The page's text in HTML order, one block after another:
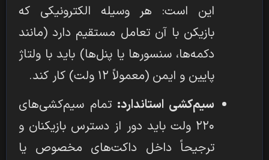
این است: هر وسیله الکترونیکی که
بازیکن با آن تعامل مستقیم دارد (مانند
دکمه‌ها، سنسورها یا پنل‌ها) باید با ولتاژ
پایین و ایمن (معمولاً ۱۲ ولت) کار کند.
سیم‌کشی استاندارد:تمام سیم‌کشی‌های
۲۲۰ ولت باید دور از دسترس بازیکنان و
ترجیحاً داخل داکت‌های مخصوص یا